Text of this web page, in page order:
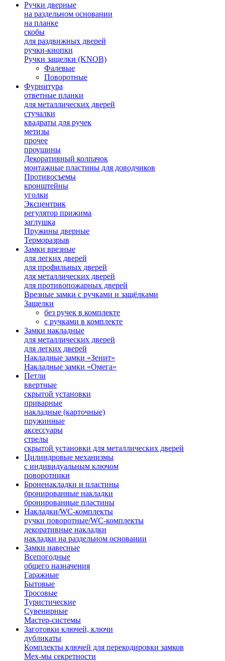
Ручки дверные
на раздельном основании
на планке
скобы
для раздвижных дверей
ручки-кнопки
Ручки защелки (KNOB)
Фалевые
Поворотные
Фурнитура
ответные планки
для металлических дверей
стучалки
квадраты для ручек
метизы
прочее
проушины
Декоративный колпачок
монтажные пластины для доводчиков
Противосъемы
кронштейны
уголки
Эксцентрик
регулятор прижима
заглушка
Пружины дверные
Терморазрыв
Замки врезные
для легких дверей
для профильных дверей
для металлических дверей
для противопожарных дверей
Врезные замки с ручками и защёлками
Защелки
без ручек в комплекте
с ручками в комплекте
Замки накладные
для металлических дверей
для легких дверей
Накладные замки «Зенит»
Накладные замки «Омега»
Петли
ввертные
скрытой установки
приварные
накладные (карточные)
пружинные
аксессуары
стрелы
скрытой установки для металлических дверей
Цилиндровые механизмы
с индивидуальным ключом
поворотники
Броненакладки и пластины
бронированные накладки
бронированные пластины
Накладки/WC-комплекты
ручки поворотные/WC-комплекты
декоративные накладки
накладки на раздельном основании
Замки навесные
Всепогодные
общего назначения
Гаражные
Бытовые
Тросовые
Туристические
Сувенирные
Мастер-системы
Заготовки ключей, ключи
дубликаты
Комплекты ключей для перекодировки замков
Мех-мы секретности